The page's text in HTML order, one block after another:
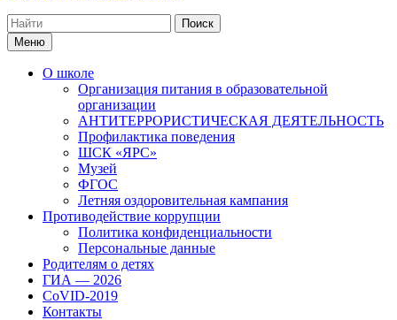
Поиск
по:Меню
О школе
Организация питания в образовательной
организации
АНТИТЕРРОРИСТИЧЕСКАЯ ДЕЯТЕЛЬНОСТЬ
Профилактика поведения
ШСК «ЯРС»
Музей
ФГОС
Летняя оздоровительная кампания
Противодействие коррупции
Политика конфиденциальности
Персональные данные
Родителям о детях
ГИА — 2026
CoVID-2019
Контакты